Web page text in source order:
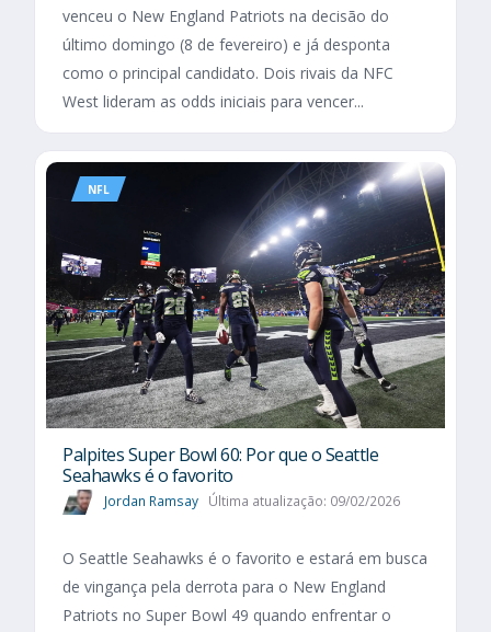
venceu o New England Patriots na decisão do
último domingo (8 de fevereiro) e já desponta
como o principal candidato. Dois rivais da NFC
West lideram as odds iniciais para vencer...
NFL
Palpites Super Bowl 60: Por que o Seattle
Seahawks é o favorito
Jordan Ramsay Última atualização: 09/02/2026
O Seattle Seahawks é o favorito e estará em busca
de vingança pela derrota para o New England
Patriots no Super Bowl 49 quando enfrentar o